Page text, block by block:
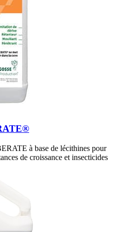
à base de lécithines pour
de croissance et insecticides